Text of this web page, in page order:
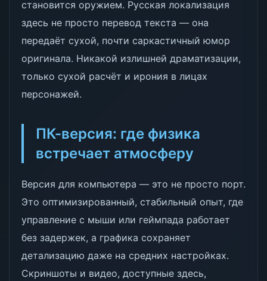
становится оружием. Русская локализация
здесь не просто перевод текста — она
передаёт сухой, почти саркастичный юмор
оригинала. Никакой излишней драматизации,
только сухой расчёт и ирония в лицах
персонажей.
ПК-версия: где физика
встречает атмосферу
Версия для компьютера — это не просто порт.
Это оптимизированный, стабильный опыт, где
управление с мыши или геймпада работает
без задержек, а графика сохраняет
детализацию даже на средних настройках.
Скриншоты и видео, доступные здесь,